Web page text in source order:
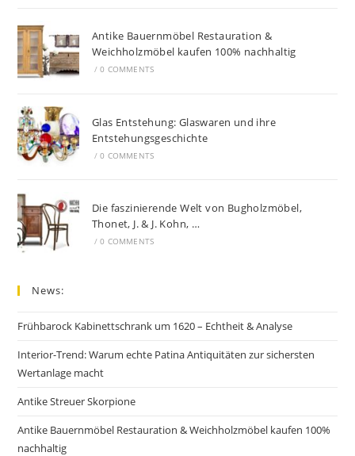
Antike Bauernmöbel Restauration &
Weichholzmöbel kaufen 100% nachhaltig
/ 0 COMMENTS
Glas Entstehung: Glaswaren und ihre
Entstehungsgeschichte
/ 0 COMMENTS
Die faszinierende Welt von Bugholzmöbel,
Thonet, J. & J. Kohn, …
/ 0 COMMENTS
News:
Frühbarock Kabinettschrank um 1620 – Echtheit & Analyse
Interior-Trend: Warum echte Patina Antiquitäten zur sichersten
Wertanlage macht
Antike Streuer Skorpione
Antike Bauernmöbel Restauration & Weichholzmöbel kaufen 100%
nachhaltig